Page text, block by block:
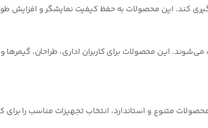
در انبار موجود نمی باشد